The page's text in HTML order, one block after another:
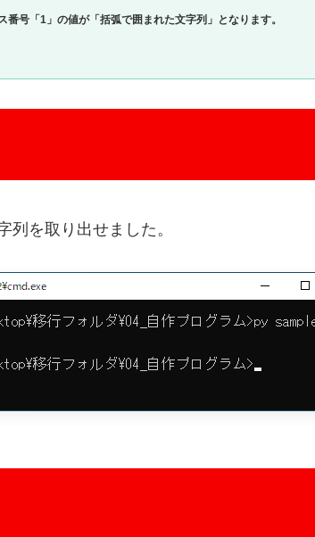
番号「1」の値が「括弧で囲まれた文字列」となります。
列を取り出せました。